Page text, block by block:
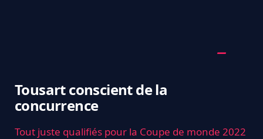
Tousart conscient de la
concurrence
Tout juste qualifiés pour la Coupe de monde 2022